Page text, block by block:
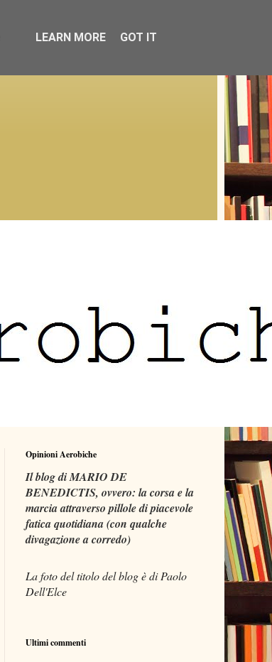
Opinioni Aerobiche
Il blog di MARIO DE
BENEDICTIS, ovvero: la corsa e la
marcia attraverso pillole di piacevole
fatica quotidiana (con qualche
divagazione a corredo)
La foto del titolo del blog è di Paolo
Dell'Elce
Ultimi commenti
LEARN MORE GOT IT